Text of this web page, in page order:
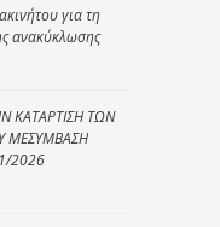
για τη
ανακύκλωσης
ΚΑΤΑΡΤΙΣΗ ΤΩΝ
ΜΕΣΥΜΒΑΣΗ
2026